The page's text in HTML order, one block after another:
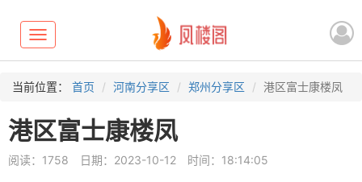
Toggle
navigation
当前位置： 首页 河南分享区 郑州分享区 港区富士康楼凤
港区富士康楼凤
阅读：1758 日期：2023-10-12 时间：18:14:05